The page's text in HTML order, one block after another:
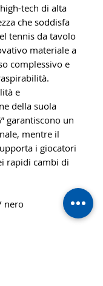
tech di alta
che soddisfa
tennis da tavolo
materiale a
complessivo e
e
della suola
garantiscono un
mentre il
i giocatori
rapidi cambi di
nero